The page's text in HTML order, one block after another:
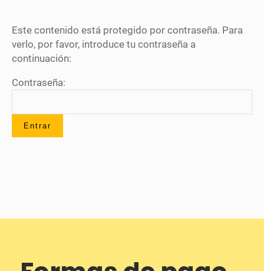
Este contenido está protegido por contraseña. Para
verlo, por favor, introduce tu contraseña a
continuación:
Contraseña: